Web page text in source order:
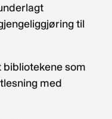
til
som
med